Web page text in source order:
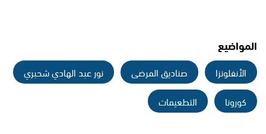
المواضيع
الأنفلونزا صناديق المرضى
نور عبد الهادي شحبري
كورونا
التطعيمات